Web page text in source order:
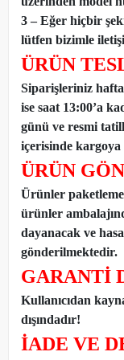
3 – Eğer hiçbir
lütfen bizimle
ÜRÜN
Siparişleriniz
ise saat 13:00’a
günü ve resmi
içerisinde
ÜRÜN
Ürünler
ürünler
dayanacak ve
gönderilmektedir.
GARANTİ
Kullanıcıdan
dışındadır!
İADE VE